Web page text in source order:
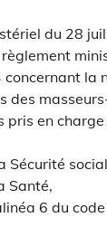
du 28
la
des
pris en charge
Sécurité
Santé,
6 du